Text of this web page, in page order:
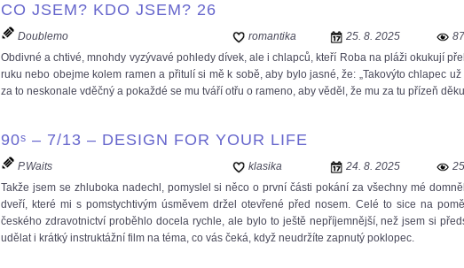
CO JSEM? KDO JSEM? 26
Doublemo romantika 25. 8. 2025
Obdivné a chtivé, mnohdy vyzývavé pohledy dívek, ale i chlapců, kteří Roba na pláži okukují
ruku nebo obejme kolem ramen a přitulí si mě k sobě, aby bylo jasné, že: „Takovýto chlapec už
za to neskonale vděčný a pokaždé se mu tváří otřu o rameno, aby věděl, že mu za tu přízeň
90ˢ – 7/13 – DESIGN FOR YOUR LIFE
P.Waits klasika 24. 8. 2025
Takže jsem se zhluboka nadechl, pomyslel si něco o první části pokání za všechny mé
dveří, které mi s pomstychtivým úsměvem držel otevřené před nosem. Celé to sice na
českého zdravotnictví proběhlo docela rychle, ale bylo to ještě nepříjemnější, než jsem si
udělat i krátký instruktážní film na téma, co vás čeká, když neudržíte zapnutý poklopec.